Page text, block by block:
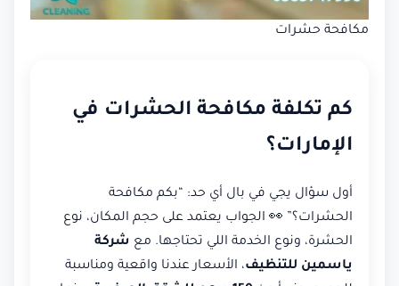
مكافحة حشرات
كم تكلفة مكافحة الحشرات في
الإمارات؟
أول سؤال يجي في بال أي حد: “بكم مكافحة
الحشرات؟” 👀 الجواب يعتمد على حجم المكان، نوع
الحشرة، ونوع الخدمة اللي تحتاجها. مع شركة
ياسمين للتنظيف، الأسعار عندنا واقعية ومناسبة